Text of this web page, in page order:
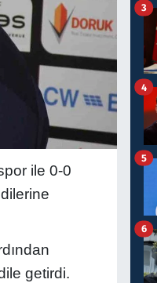
ile 0-0
getirdi.
3
4
5
6